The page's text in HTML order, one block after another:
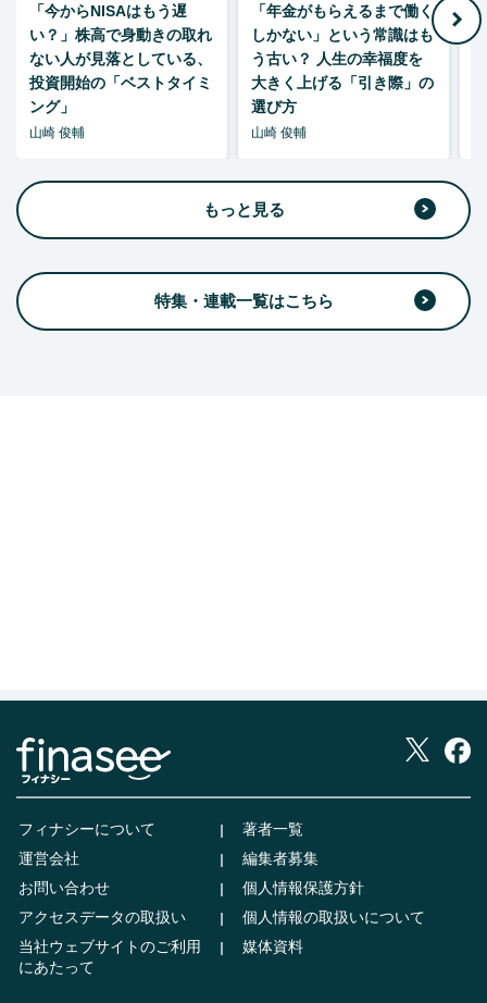
「今からNISAはもう遅
い？」株高で身動きの取れ
ない人が見落としている、
投資開始の「ベストタイミ
ング」
山崎 俊輔
「年金がもらえるまで働く
しかない」という常識はも
う古い？ 人生の幸福度を
大きく上げる「引き際」の
選び方
山崎 俊輔
もっと見る
特集・連載一覧はこちら
フィナシーについて
著者一覧
運営会社
編集者募集
お問い合わせ
個人情報保護方針
アクセスデータの取扱い
個人情報の取扱いについて
当社ウェブサイトのご利用
にあたって
媒体資料